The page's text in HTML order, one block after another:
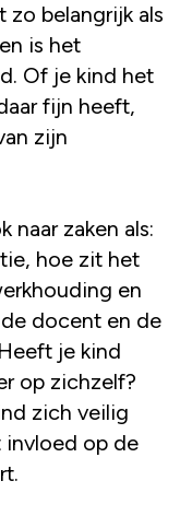
zo belangrijk als
is het
Of je kind het
fijn heeft,
zijn
naar zaken als:
hoe zit het
en
docent en de
je kind
op zichzelf?
zich veilig
invloed op de